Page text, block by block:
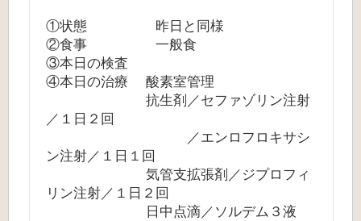
①状態 昨日と同様
②食事 一般食
③本日の検査
④本日の治療 酸素室管理
抗生剤／セファゾリン注射
／１日２回
／エンロフロキサシ
ン注射／１日１回
気管支拡張剤／ジプロフィ
リン注射／１日２回
日中点滴／ソルデム３液